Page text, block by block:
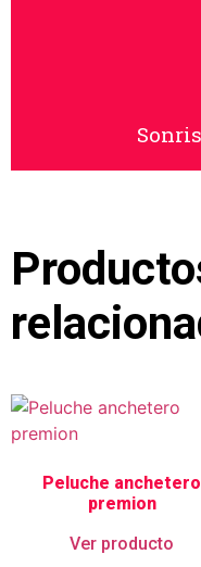
Peluche anchetero
premion
Ver producto